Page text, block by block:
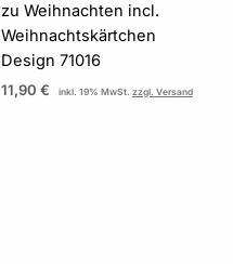
zu Weihnachten incl.
Weihnachtskärtchen
Design 71016
11,90 € inkl. 19% MwSt. zzgl. Versand